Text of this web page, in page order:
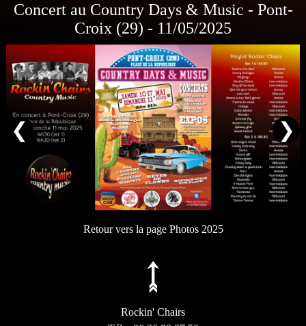
Concert au Country Days & Music - Pont-
Croix (29) - 11/05/2025
❮ ❯
Retour vers la page Photos 2025
Rockin' Chairs